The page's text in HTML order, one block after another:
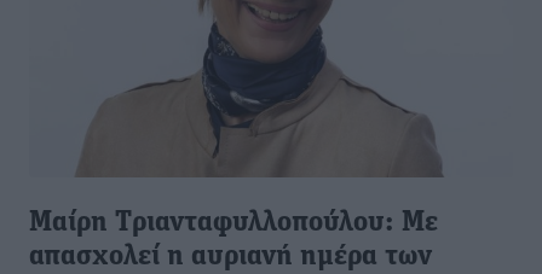
Mαίρη Tριανταφυλλοπούλου: Mε
απασχολεί η αυριανή ημέρα των